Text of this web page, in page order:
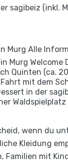
sagibeiz (inkl.
Murg Alle
Murg Welcome
Quinten (ca.
mit dem
in der
wenn du
Kleidung
Familien mit